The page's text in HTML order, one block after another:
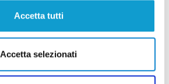
Accetta tutti
Accetta selezionati